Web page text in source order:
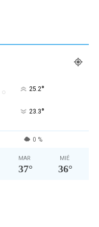
° 25.2°
23.3°
0 %
MAR
37°
MIÉ
36°